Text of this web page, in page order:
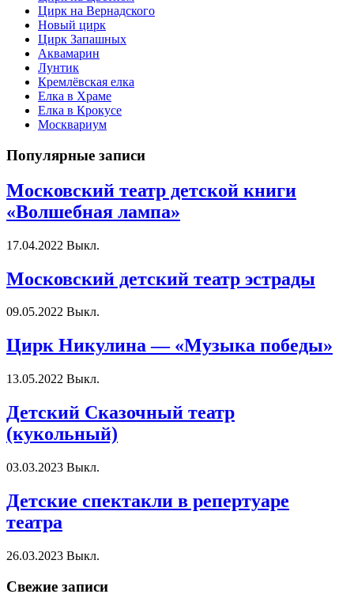
Цирк на Вернадского
Новый цирк
Цирк Запашных
Аквамарин
Лунтик
Кремлёвская елка
Елка в Храме
Елка в Крокусе
Москвариум
Популярные записи
Московский театр детской книги
«Волшебная лампа»
17.04.2022 Выкл.
Московский детский театр эстрады
09.05.2022 Выкл.
Цирк Никулина — «Музыка победы»
13.05.2022 Выкл.
Детский Сказочный театр
(кукольный)
03.03.2023 Выкл.
Детские спектакли в репертуаре
театра
26.03.2023 Выкл.
Свежие записи